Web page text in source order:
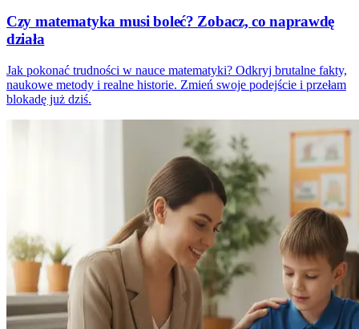
Czy matematyka musi boleć? Zobacz, co naprawdę
działa
Jak pokonać trudności w nauce matematyki? Odkryj brutalne fakty,
naukowe metody i realne historie. Zmień swoje podejście i przełam
blokadę już dziś.